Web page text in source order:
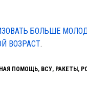
БОЛЬШЕ
ВОЗРАСТ.
ПОМОЩЬ, ВСУ, РАКЕТЫ,